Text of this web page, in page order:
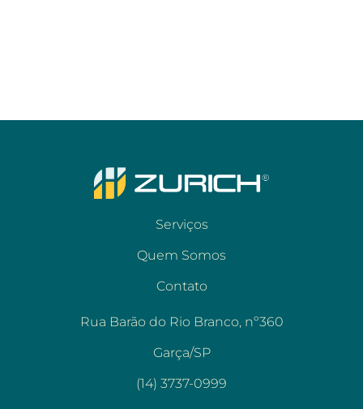
Serviços
Quem Somos
Contato
Rua Barão do Rio Branco, nº360
Garça/SP
(14) 3737-0999